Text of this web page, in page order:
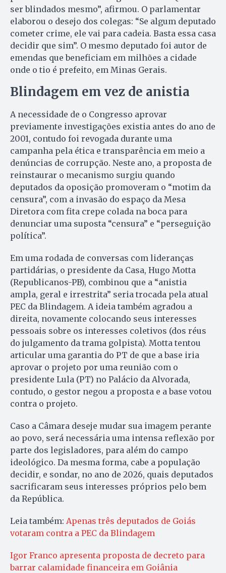
ser blindados mesmo”, afirmou. O parlamentar
elaborou o desejo dos colegas: “Se algum deputado
cometer crime, ele vai para cadeia. Basta essa casa
decidir que sim”. O mesmo deputado foi autor de
emendas que beneficiam em milhões a cidade
onde o tio é prefeito, em Minas Gerais.
Blindagem em vez de anistia
A necessidade de o Congresso aprovar
previamente investigações existia antes do ano de
2001, contudo foi revogada durante uma
campanha pela ética e transparência em meio a
denúncias de corrupção. Neste ano, a proposta de
reinstaurar o mecanismo surgiu quando
deputados da oposição promoveram o “motim da
censura”, com a invasão do espaço da Mesa
Diretora com fita crepe colada na boca para
denunciar uma suposta “censura” e “perseguição
política”.
Em uma rodada de conversas com lideranças
partidárias, o presidente da Casa, Hugo Motta
(Republicanos-PB), combinou que a “anistia
ampla, geral e irrestrita” seria trocada pela atual
PEC da Blindagem. A ideia também agradou a
direita, novamente colocando seus interesses
pessoais sobre os interesses coletivos (dos réus
do julgamento da trama golpista). Motta tentou
articular uma garantia do PT de que a base iria
aprovar o projeto por uma reunião com o
presidente Lula (PT) no Palácio da Alvorada,
contudo, o gestor negou a proposta e a base votou
contra o projeto.
Caso a Câmara deseje mudar sua imagem perante
ao povo, será necessária uma intensa reflexão por
parte dos legisladores, para além do campo
ideológico. Da mesma forma, cabe a população
decidir, e sondar, no ano de 2026, quais deputados
sacrificaram seus interesses próprios pelo bem
da República.
Leia também: Apenas três deputados de Goiás
votaram contra a PEC da Blindagem
Igor Franco apresenta proposta de decreto para
barrar calamidade financeira em Goiânia